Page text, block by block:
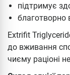
підтримує
благотворно
Extrifit
до вживання
чиєму раціоні